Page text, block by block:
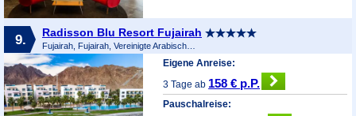
9. Radisson Blu Resort Fujairah
Fujairah, Fujairah, Vereinigte Arabische Emirate
Eigene Anreise:
3 Tage ab 158 € p.P.
Pauschalreise: